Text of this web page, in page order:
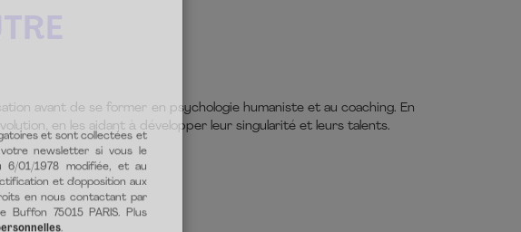
avant de se former en psychologie humaniste et au coaching. En
en les aidant à développer leur singularité et leurs talents.